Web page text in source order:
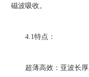
磁波吸收。
4.1特点：
超薄高效：亚波长